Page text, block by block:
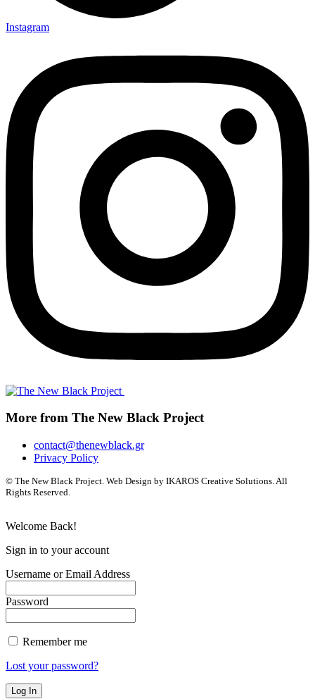
Instagram
More from The New Black Project
contact@thenewblack.gr
Privacy Policy
© The New Black Project. Web Design by IKAROS Creative Solutions. All
Rights Reserved.
Welcome Back!
Sign in to your account
Username or Email Address
Password
Remember me
Lost your password?